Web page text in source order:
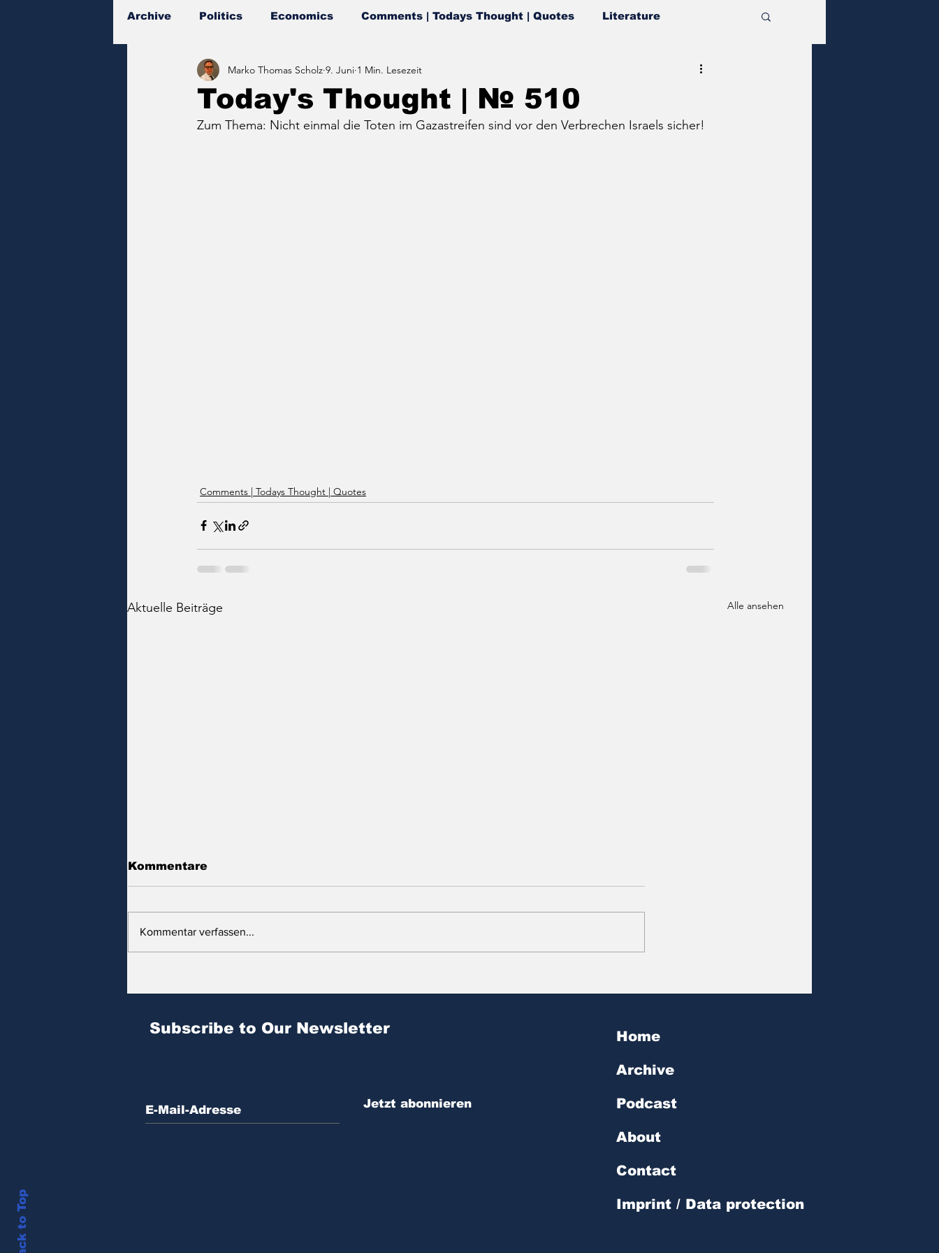
Archive Politics Economics Comments | Todays Thought | Quotes Literature
Documents
Today's Thought | № 510
Marko Thomas Scholz 9. Juni 1 Min. Lesezeit
Zum Thema: Nicht einmal die Toten im Gazastreifen sind vor den Verbrechen Israels sicher!
Comments | Todays Thought | Quotes
Aktuelle Beiträge Alle ansehen
Kommentare
Kommentar verfassen...
Back to Top
Subscribe to Our Newsletter
Jetzt abonnieren
Home
Archive
Podcast
About
Contact
Imprint / Data protection